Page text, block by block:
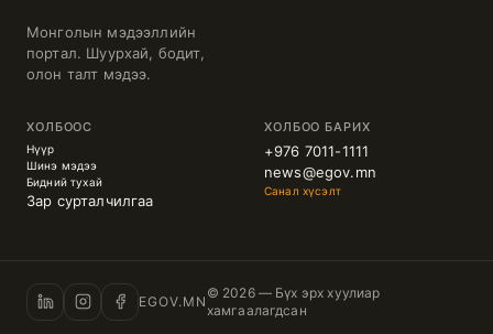
Монголын мэдээллийн
портал. Шуурхай, бодит,
олон талт мэдээ.
ХОЛБООС
Нүүр
Шинэ мэдээ
Бидний тухай
Зар сурталчилгаа
ХОЛБОО БАРИХ
+976 7011-1111
news@egov.mn
Санал хүсэлт
EGOV.MN
© 2026 — Бүх эрх хуулиар
хамгаалагдсан